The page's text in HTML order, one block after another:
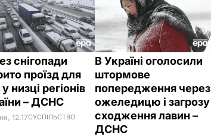
снігопади
проїзд для
низці регіонів
– ДСНС
12.17СУСПІЛЬСТВО
В Україні оголосили
штормове
попередження через
ожеледицю і загрозу
сходження лавин –
ДСНС